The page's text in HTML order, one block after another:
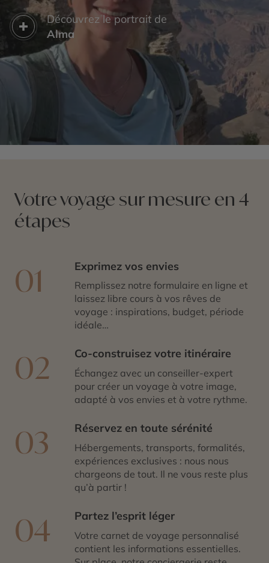
Découvrez le portrait de
Alma
Votre voyage sur mesure en 4
étapes
01 Exprimez vos envies
Remplissez notre formulaire en ligne et
laissez libre cours à vos rêves de
voyage : inspirations, budget, période
idéale…
02 Co-construisez votre itinéraire
Échangez avec un conseiller-expert
pour créer un voyage à votre image,
adapté à vos envies et à votre rythme.
03 Réservez en toute sérénité
Hébergements, transports, formalités,
expériences exclusives : nous nous
chargeons de tout. Il ne vous reste plus
qu’à partir !
04 Partez l’esprit léger
Votre carnet de voyage personnalisé
contient les informations essentielles.